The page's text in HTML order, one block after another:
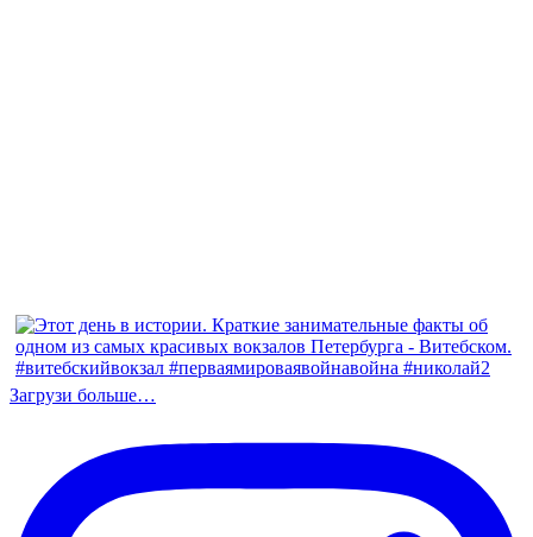
Загрузи больше…